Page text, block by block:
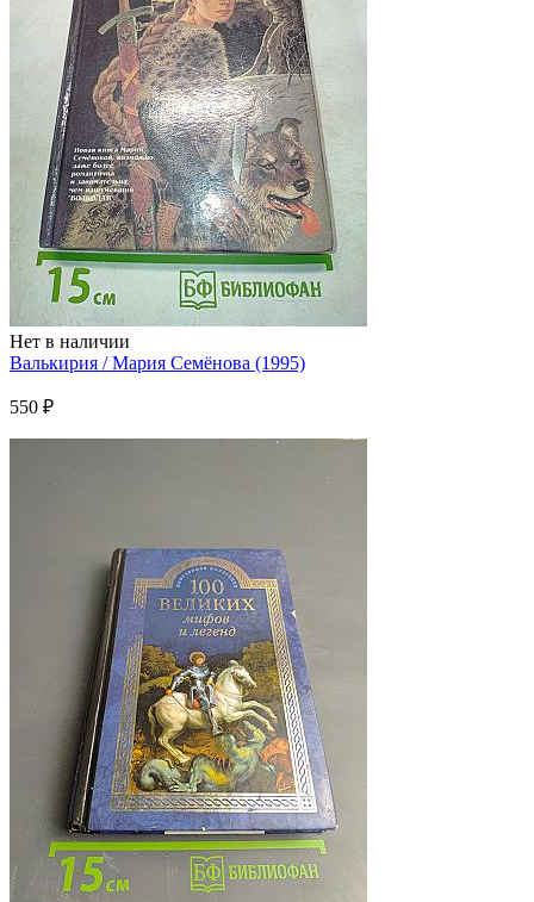
Нет в наличии
Валькирия / Мария Семёнова (1995)
550 ₽